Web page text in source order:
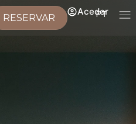
PT
Aceder
RESERVAR